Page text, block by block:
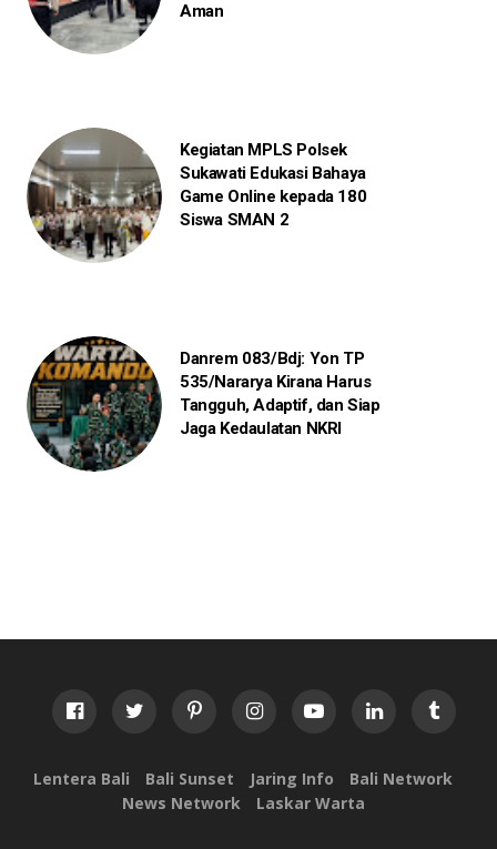
Aman
Kegiatan MPLS Polsek
Sukawati Edukasi Bahaya
Game Online kepada 180
Siswa SMAN 2
Danrem 083/Bdj: Yon TP
535/Nararya Kirana Harus
Tangguh, Adaptif, dan Siap
Jaga Kedaulatan NKRI
Lentera Bali Bali Sunset Jaring Info
Bali Network
News Network
Laskar Warta